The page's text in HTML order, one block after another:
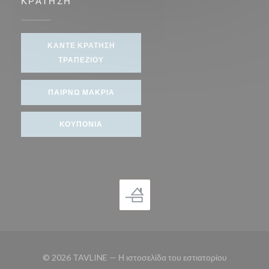
ΚΆΝΤΕ ΚΡΆΤΗΣΗ
ΤΡΑΠΕΖΙΟΎ
ΠΑΊΡΝΩ ΜΑΚΡΙΆ
ΚΟΥΠΌΝΙΑ
© 2026 TAVLINE — Η ιστοσελίδα του εστιατορίου